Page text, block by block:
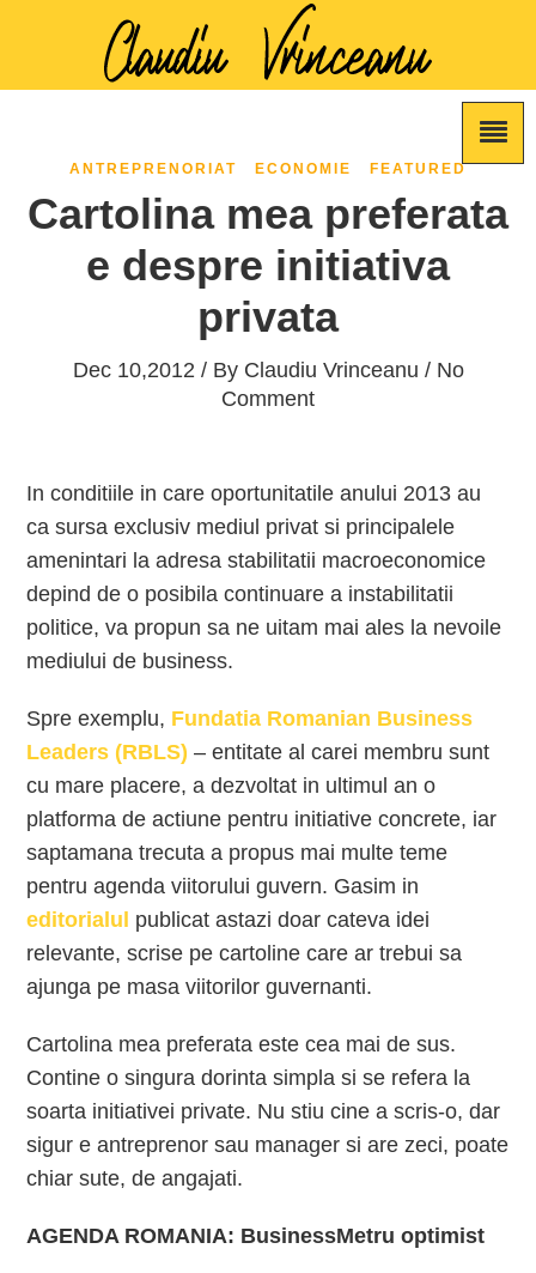
ANTREPRENORIAT ECONOMIE FEATURED
Cartolina mea preferata
e despre initiativa
privata
Dec 10,2012 / By Claudiu Vrinceanu / No
Comment
In conditiile in care oportunitatile anului 2013 au
ca sursa exclusiv mediul privat si principalele
amenintari la adresa stabilitatii macroeconomice
depind de o posibila continuare a instabilitatii
politice, va propun sa ne uitam mai ales la nevoile
mediului de business.
Spre exemplu, Fundatia Romanian Business
Leaders (RBLS) – entitate al carei membru sunt
cu mare placere, a dezvoltat in ultimul an o
platforma de actiune pentru initiative concrete, iar
saptamana trecuta a propus mai multe teme
pentru agenda viitorului guvern. Gasim in
editorialul publicat astazi doar cateva idei
relevante, scrise pe cartoline care ar trebui sa
ajunga pe masa viitorilor guvernanti.
Cartolina mea preferata este cea mai de sus.
Contine o singura dorinta simpla si se refera la
soarta initiativei private. Nu stiu cine a scris-o, dar
sigur e antreprenor sau manager si are zeci, poate
chiar sute, de angajati.
AGENDA ROMANIA: BusinessMetru optimist